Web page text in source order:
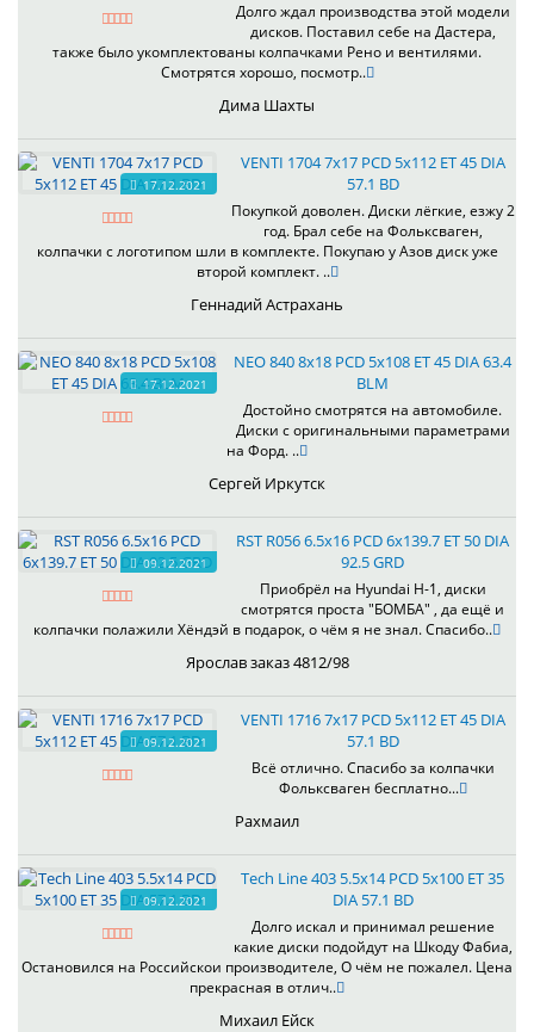
Долго ждал производства этой модели
дисков. Поставил себе на Дастера,
также было укомплектованы колпачками Рено и вентилями.
Смотрятся хорошо, посмотр..
Дима Шахты
17.12.2021
VENTI 1704 7x17 PCD 5x112 ET 45 DIA
57.1 BD
Покупкой доволен. Диски лёгкие, езжу 2
год. Брал себе на Фольксваген,
колпачки с логотипом шли в комплекте. Покупаю у Азов диск уже
второй комплект. ..
Геннадий Астрахань
17.12.2021
NEO 840 8x18 PCD 5x108 ET 45 DIA 63.4
BLM
Достойно смотрятся на автомобиле.
Диски с оригинальными параметрами
на Форд. ..
Сергей Иркутск
09.12.2021
RST R056 6.5x16 PCD 6x139.7 ET 50 DIA
92.5 GRD
Приобрёл на Hyundai H-1, диски
смотрятся проста "БОМБА" , да ещё и
колпачки полажили Хёндэй в подарок, о чём я не знал. Спасибо..
Ярослав заказ 4812/98
09.12.2021
VENTI 1716 7x17 PCD 5x112 ET 45 DIA
57.1 BD
Всё отлично. Спасибо за колпачки
Фольксваген бесплатно...
Рахмаил
09.12.2021
Tech Line 403 5.5x14 PCD 5x100 ET 35
DIA 57.1 BD
Долго искал и принимал решение
какие диски подойдут на Шкоду Фабиа,
Остановился на Российскои производителе, О чём не пожалел. Цена
прекрасная в отлич..
Михаил Ейск